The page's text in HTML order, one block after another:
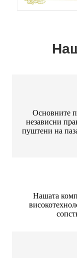
Основните
независни
пуштени на
Нашата